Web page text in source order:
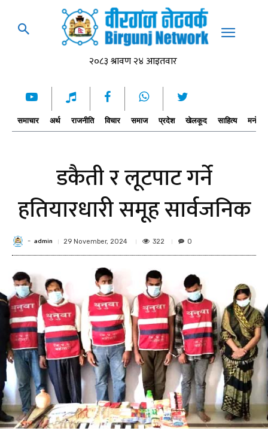
समाचार अर्थ राजनीति विचार समाज प्रदेश खेलकूद साहित्य
डकैती र लूटपाट गर्ने
हतियारधारी समूह सार्वजनिक
- admin 29 November, 2024 322 0